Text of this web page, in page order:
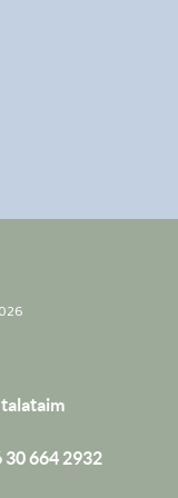
30 664 2932